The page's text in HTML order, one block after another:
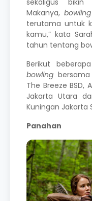
Makanya,bowling
terutama untuk
kamu,” kata
tahun tentang
Berikut
bowling
The Breeze BSD,
Jakarta Utara
Kuningan Jakarta
Panahan